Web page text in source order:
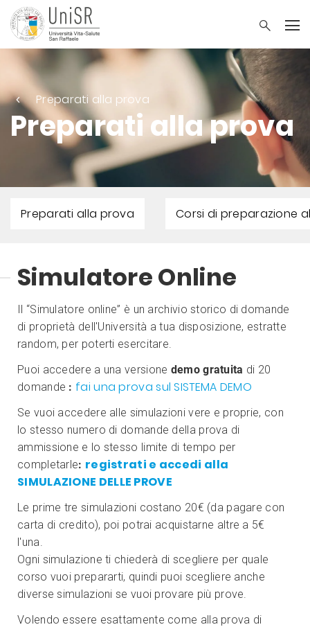
Preparati alla prova
Preparati alla prova
Preparati alla prova Corsi di preparazione
Simulatore Online
Il “Simulatore online” è un archivio storico di domande
di proprietà dell'Università a tua disposizione, estratte
random, per poterti esercitare.
Puoi accedere a una versione demo gratuita di 20
domande : fai una prova sul SISTEMA DEMO
Se vuoi accedere alle simulazioni vere e proprie, con
lo stesso numero di domande della prova di
ammissione e lo stesso limite di tempo per
completarle: registrati e accedi alla
SIMULAZIONE DELLE PROVE
Le prime tre simulazioni costano 20€ (da pagare con
carta di credito), poi potrai acquistarne altre a 5€
l'una.
Ogni simulazione ti chiederà di scegliere per quale
corso vuoi prepararti, quindi puoi scegliere anche
diverse simulazioni se vuoi provare più prove.
Volendo essere esattamente come alla prova di